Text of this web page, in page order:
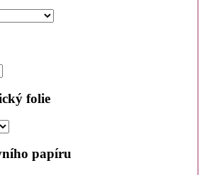
folie
papíru